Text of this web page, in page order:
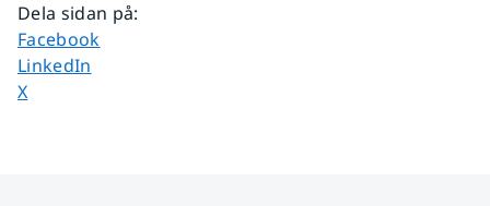
Dela sidan på:
Dela sidan på
Facebook
Dela sidan på
LinkedIn
Dela sidan på
X